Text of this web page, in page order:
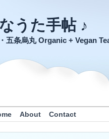
うた手帖 ♪
五条烏丸 Organic + Vegan
About Contact